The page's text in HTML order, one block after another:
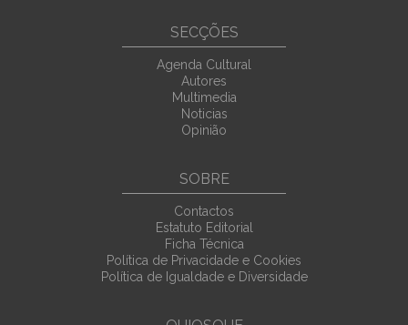
SECÇÕES
Agenda Cultural
Autores
Multimedia
Noticias
Opinião
SOBRE
Contactos
Estatuto Editorial
Ficha Técnica
Política de Privacidade e Cookies
Política de Igualdade e Diversidade